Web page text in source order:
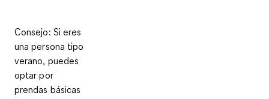
Consejo: Si eres
una persona tipo
verano, puedes
optar por
prendas básicas